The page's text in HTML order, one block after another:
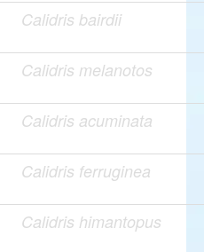
Calidris bairdii
Calidris melanotos
Calidris acuminata
Calidris ferruginea
Calidris himantopus